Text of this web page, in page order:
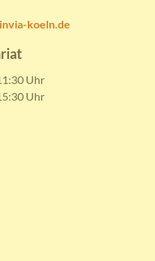
koeln.de
Uhr
Uhr